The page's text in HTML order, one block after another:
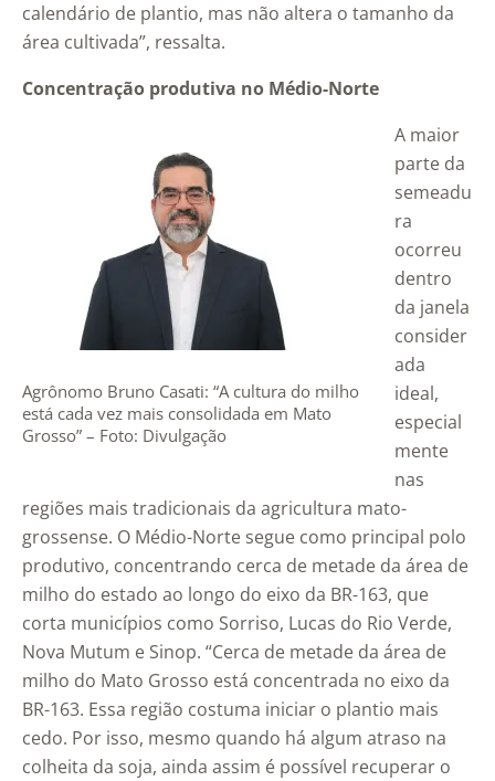
calendário de plantio, mas não altera o tamanho da
área cultivada”, ressalta.
Concentração produtiva no Médio-Norte
Agrônomo Bruno Casati: “A cultura do milho
está cada vez mais consolidada em Mato
Grosso” – Foto: Divulgação
A maior
parte da
semeadu
ra
ocorreu
dentro
da janela
consider
ada
ideal,
especial
mente
nas
regiões mais tradicionais da agricultura mato-
grossense. O Médio-Norte segue como principal polo
produtivo, concentrando cerca de metade da área de
milho do estado ao longo do eixo da BR-163, que
corta municípios como Sorriso, Lucas do Rio Verde,
Nova Mutum e Sinop. “Cerca de metade da área de
milho do Mato Grosso está concentrada no eixo da
BR-163. Essa região costuma iniciar o plantio mais
cedo. Por isso, mesmo quando há algum atraso na
colheita da soja, ainda assim é possível recuperar o